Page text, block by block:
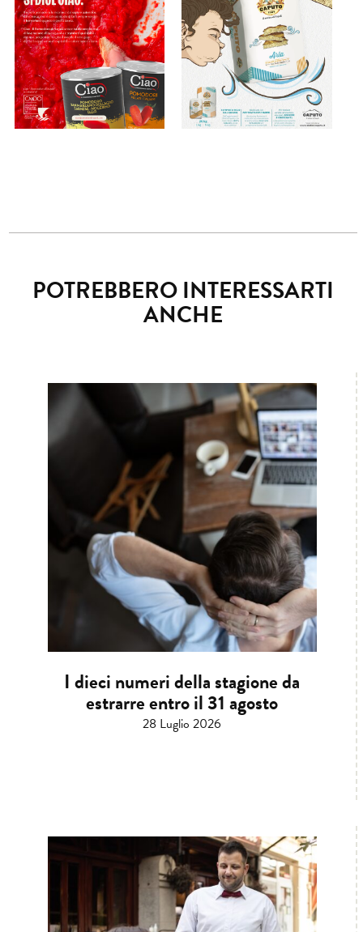
POTREBBERO INTERESSARTI
ANCHE
I dieci numeri della stagione da
estrarre entro il 31 agosto
28 Luglio 2026